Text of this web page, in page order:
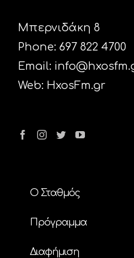
Μπερνιδάκη 8
Phone: 697 822 4700
Email:
Web: HxosFm.gr
Ο Σταθμός
Πρόγραμμα
Διαφήμιση